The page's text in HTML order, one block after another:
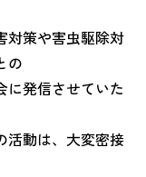
対策や害虫駆除対
の
に発信させていた
活動は、大変密接